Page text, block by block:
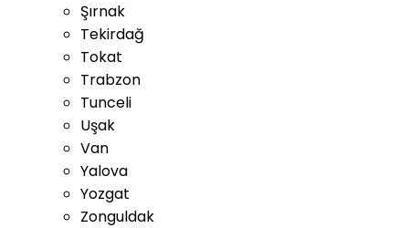
Şırnak
Tekirdağ
Tokat
Trabzon
Tunceli
Uşak
Van
Yalova
Yozgat
Zonguldak